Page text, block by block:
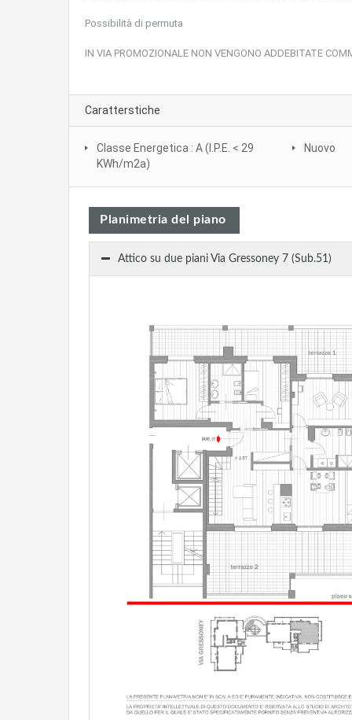
Possibilità di permuta
IN VIA PROMOZIONALE NON VENGONO ADDEBITATE
Caratterstiche
Classe Energetica : A (I.P.E. < 29
KWh/m2a)
Nuovo
Planimetria del piano
Attico su due piani Via Gressoney 7 (Sub.51)